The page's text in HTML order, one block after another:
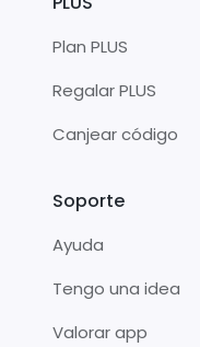
Plan PLUS
Regalar PLUS
Canjear código
Soporte
Ayuda
Tengo una idea
Valorar app